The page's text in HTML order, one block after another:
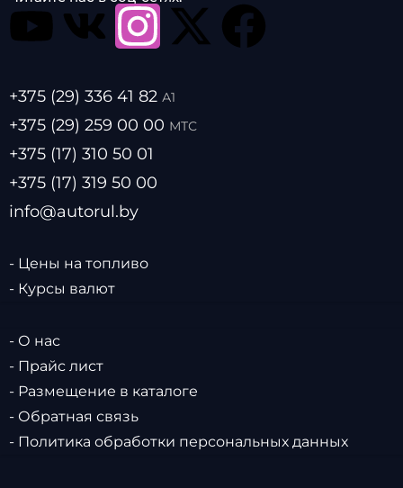
+375 (29) 336 41 82 А1
+375 (29) 259 00 00 МТС
+375 (17) 310 50 01
+375 (17) 319 50 00
info@autorul.by
- Цены на топливо
- Курсы валют
- О нас
- Прайс лист
- Размещение в каталоге
- Обратная связь
- Политика обработки персональных данных